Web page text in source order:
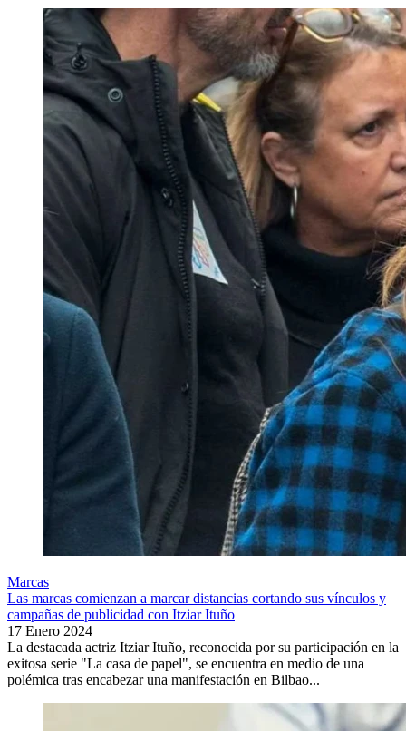
Marcas
Las marcas comienzan a marcar distancias cortando sus vínculos y
campañas de publicidad con Itziar Ituño
17 Enero 2024
La destacada actriz Itziar Ituño, reconocida por su participación en la
exitosa serie "La casa de papel", se encuentra en medio de una
polémica tras encabezar una manifestación en Bilbao...